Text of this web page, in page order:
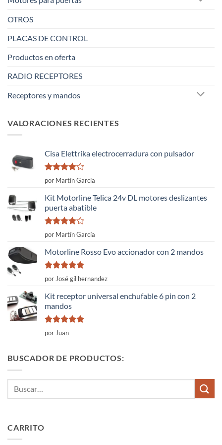
OTROS
PLACAS DE CONTROL
Productos en oferta
RADIO RECEPTORES
Receptores y mandos
VALORACIONES RECIENTES
Cisa Elettrika electrocerradura con pulsador
Valorado
con
5
por Martín García
Kit Motorline Telica 24v DL motores deslizantes
puerta abatible
Valorado
con
5
por Martín García
Motorline Rosso Evo accionador con 2 mandos
Valorado
con
de 5
por José gil hernandez
Kit receptor universal enchufable 6 pin con 2
mandos
Valorado
con
por Juan
BUSCADOR DE PRODUCTOS:
CARRITO